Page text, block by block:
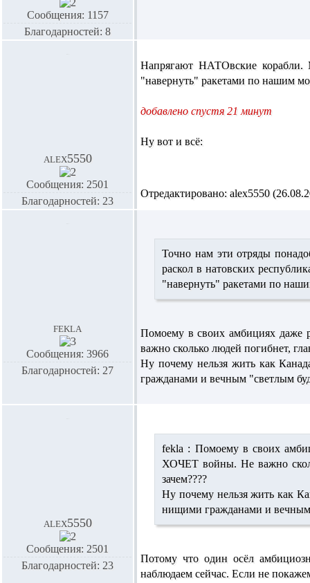
Сообщения: 1157
Благодарностей: 8
alex5550
Сообщения: 2501
Благодарностей: 23
Напрягают НАТОвские корабли.
"навернуть" ракетами по нашим
добавлено спустя 21 минут
Ну вот и всё:
Отредактировано: alex5550
fekla
Сообщения: 3966
Благодарностей: 27
Точно нам эти отряды
раскол в натовских
"навернуть" ракетами по
Помоему в своих амбициях даже
важно сколько людей погибнет,
Ну почему нельзя жить как
гражданами и вечным "светлым
alex5550
Сообщения: 2501
Благодарностей: 23
fekla : Помоему в своих
ХОЧЕТ войны. Не важно
зачем????
Ну почему нельзя жить как
нищими гражданами и
Потому что один осёл
наблюдаем сейчас. Если не